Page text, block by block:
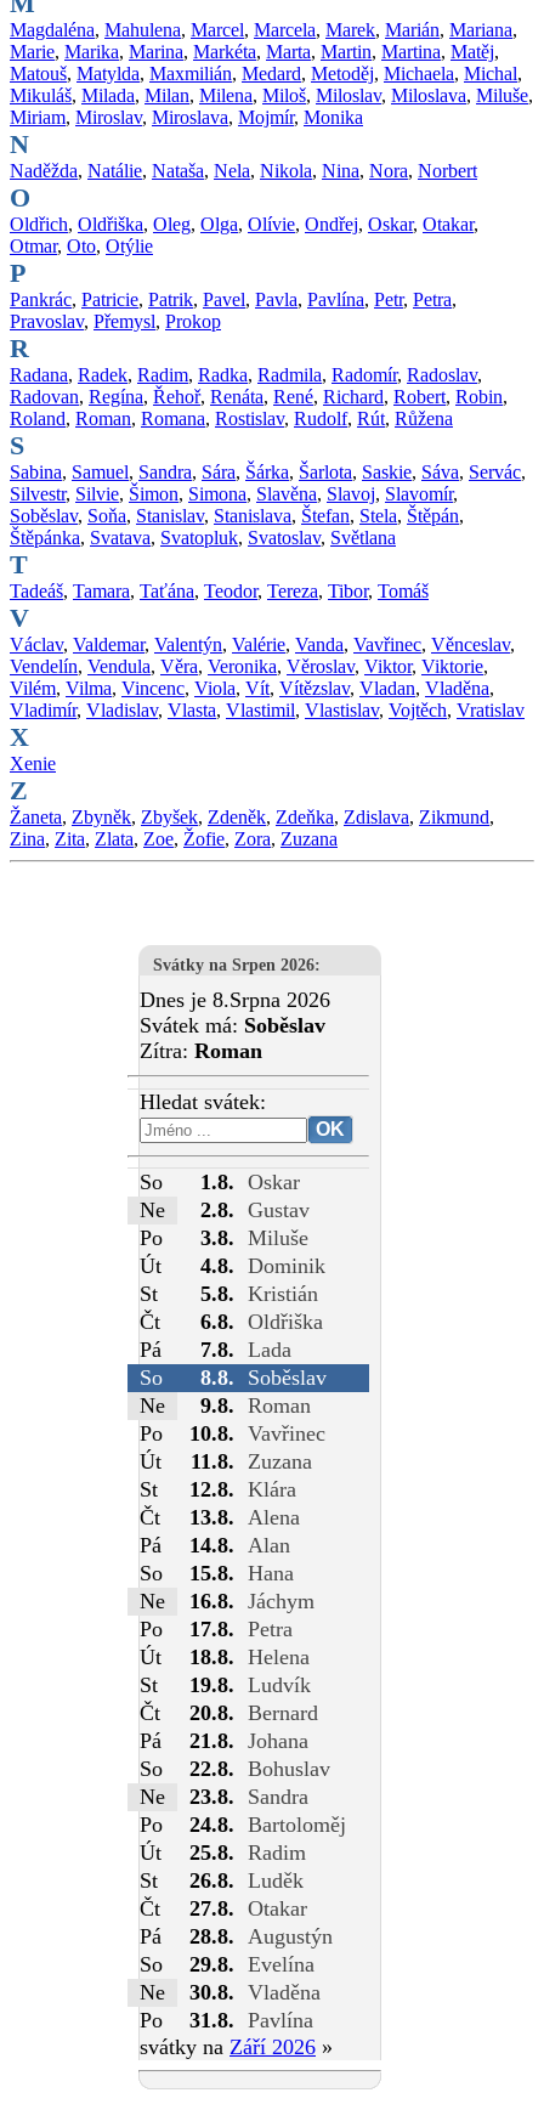
Magdaléna, Mahulena, Marcel, Marcela, Marek, Marián, Mariana,
Marie, Marika, Marina, Markéta, Marta, Martin, Martina, Matěj,
Matouš, Matylda, Maxmilián, Medard, Metoděj, Michaela, Michal,
Mikuláš, Milada, Milan, Milena, Miloš, Miloslav, Miloslava, Miluše,
Miriam, Miroslav, Miroslava, Mojmír, Monika
N
Naděžda, Natálie, Nataša, Nela, Nikola, Nina, Nora, Norbert
O
Oldřich, Oldřiška, Oleg, Olga, Olívie, Ondřej, Oskar, Otakar,
Otmar, Oto, Otýlie
P
Pankrác, Patricie, Patrik, Pavel, Pavla, Pavlína, Petr, Petra,
Pravoslav, Přemysl, Prokop
R
Radana, Radek, Radim, Radka, Radmila, Radomír, Radoslav,
Radovan, Regína, Řehoř, Renáta, René, Richard, Robert, Robin,
Roland, Roman, Romana, Rostislav, Rudolf, Rút, Růžena
S
Sabina, Samuel, Sandra, Sára, Šárka, Šarlota, Saskie, Sáva, Servác,
Silvestr, Silvie, Šimon, Simona, Slavěna, Slavoj, Slavomír,
Soběslav, Soňa, Stanislav, Stanislava, Štefan, Stela, Štěpán,
Štěpánka, Svatava, Svatopluk, Svatoslav, Světlana
T
Tadeáš, Tamara, Taťána, Teodor, Tereza, Tibor, Tomáš
V
Václav, Valdemar, Valentýn, Valérie, Vanda, Vavřinec, Věnceslav,
Vendelín, Vendula, Věra, Veronika, Věroslav, Viktor, Viktorie,
Vilém, Vilma, Vincenc, Viola, Vít, Vítězslav, Vladan, Vladěna,
Vladimír, Vladislav, Vlasta, Vlastimil, Vlastislav, Vojtěch, Vratislav
X
Xenie
Z
Žaneta, Zbyněk, Zbyšek, Zdeněk, Zdeňka, Zdislava, Zikmund,
Zina, Zita, Zlata, Zoe, Žofie, Zora, Zuzana
Svátky na Srpen 2026:
Dnes je 8.Srpna 2026
Svátek má: Soběslav
Zítra: Roman
Hledat svátek:
So 1.8. Oskar
Ne
2.8. Gustav
Po
3.8. Miluše
Út
4.8. Dominik
St
5.8. Kristián
Čt
6.8. Oldřiška
Pá
7.8. Lada
So
8.8.
Soběslav
Ne
9.8. Roman
Po
10.8. Vavřinec
Út
11.8.
Zuzana
St
12.8. Klára
Čt
13.8. Alena
Pá
14.8. Alan
So
15.8. Hana
Ne
16.8. Jáchym
Po
17.8. Petra
Út
18.8. Helena
St
19.8. Ludvík
Čt
20.8. Bernard
Pá
21.8. Johana
So
22.8. Bohuslav
Ne
23.8.
Sandra
Po
24.8. Bartoloměj
Út
25.8. Radim
St
26.8. Luděk
Čt
27.8. Otakar
Pá
28.8. Augustýn
So
29.8. Evelína
Ne
30.8. Vladěna
Po
31.8. Pavlína
svátky na Září 2026 »